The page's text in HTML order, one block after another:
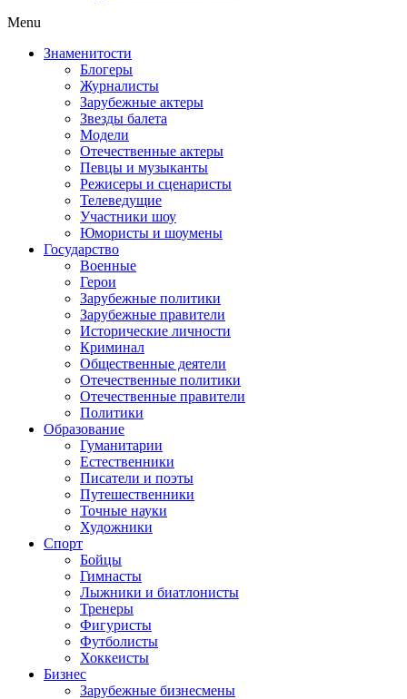
Menu
Знаменитости
Блогеры
Журналисты
Зарубежные актеры
Звезды балета
Модели
Отечественные актеры
Певцы и музыканты
Режисеры и сценаристы
Телеведущие
Участники шоу
Юмористы и шоумены
Государство
Военные
Герои
Зарубежные политики
Зарубежные правители
Исторические личности
Криминал
Общественные деятели
Отечественные политики
Отечественные правители
Политики
Образование
Гуманитарии
Естественники
Писатели и поэты
Путешественники
Точные науки
Художники
Спорт
Бойцы
Гимнасты
Лыжники и биатлонисты
Тренеры
Фигуристы
Футболисты
Хоккеисты
Бизнес
Зарубежные бизнесмены